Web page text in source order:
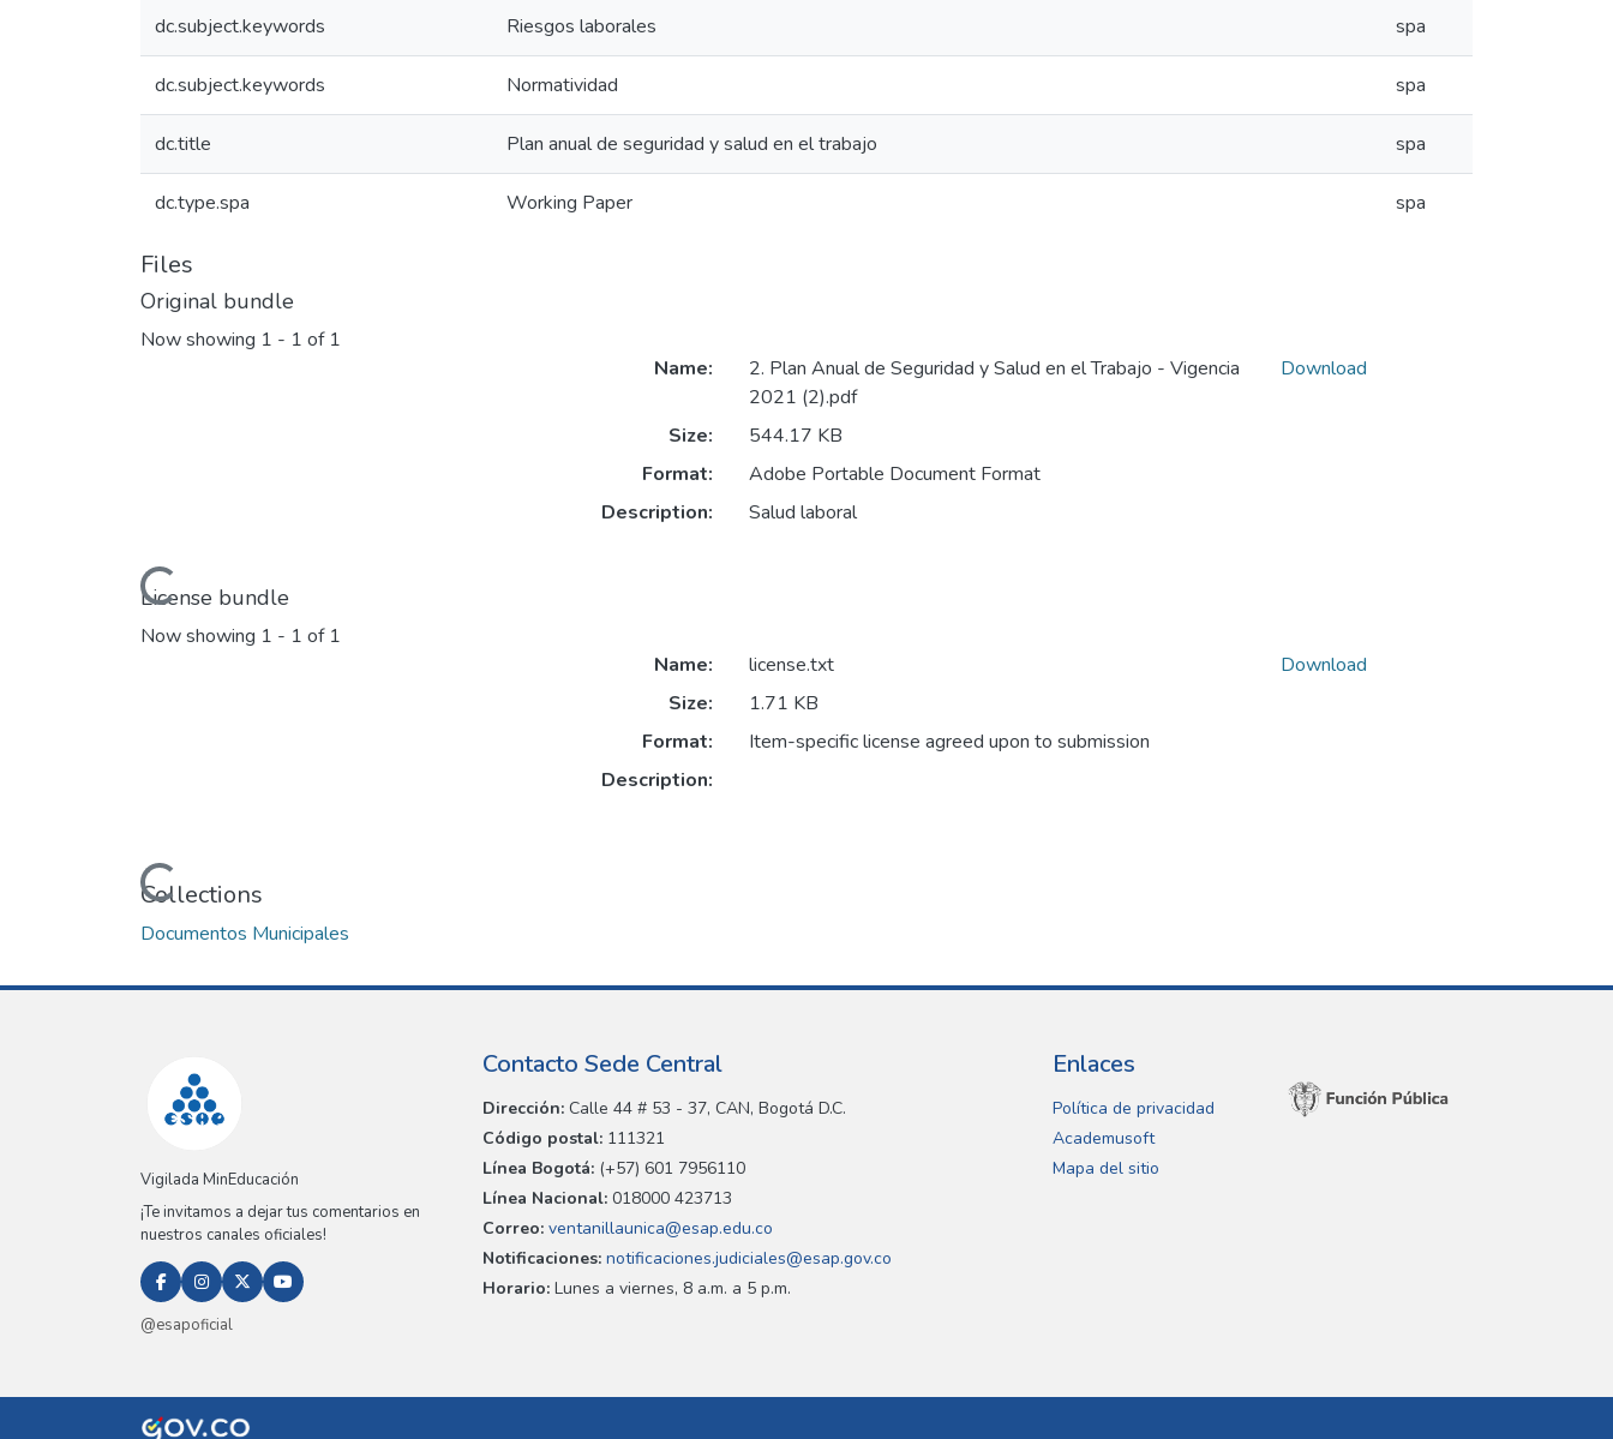
dc.subject.keywords Riesgos laborales spa
dc.subject.keywords Normatividad spa
dc.title Plan anual de seguridad y salud en el trabajo spa
dc.type.spa Working Paper spa
Files
Original bundle
Now showing 1 - 1 of 1
Loading...
Name:
2. Plan Anual de Seguridad y Salud en el Trabajo - Vigencia
2021 (2).pdf
Size:
544.17 KB
Format:
Adobe Portable Document Format
Description:
Salud laboral
Download
License bundle
Now showing 1 - 1 of 1
Loading...
Name:
license.txt
Size:
1.71 KB
Format:
Item-specific license agreed upon to submission
Description:
Download
Collections
Documentos Municipales
Vigilada MinEducación
¡Te invitamos a dejar tus comentarios en
nuestros canales oficiales!
@esapoficial
Contacto Sede Central
Dirección: Calle 44 # 53 - 37, CAN, Bogotá D.C.
Código postal: 111321
Línea Bogotá: (+57) 601 7956110
Línea Nacional: 018000 423713
Correo: ventanillaunica@esap.edu.co
Notificaciones: notificaciones.judiciales@esap.gov.co
Horario: Lunes a viernes, 8 a.m. a 5 p.m.
Enlaces
Política de privacidad
Academusoft
Mapa del sitio